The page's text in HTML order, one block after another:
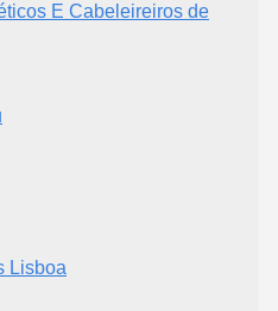
E Cabeleireiros de
Lisboa